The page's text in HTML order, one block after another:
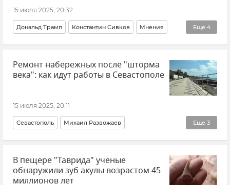
15 июля 2025, 20:32
Еще 4
Дональд Трамп Константин Сивков Мнения
Пошлина Политика Россия США
Ремонт набережных после "шторма
века": как идут работы в Севастополе
15 июля 2025, 20:11
Еще 3
Севастополь Михаил Развожаев
Новости Севастополя Благоустройство
Андреевка
В пещере "Таврида" ученые
обнаружили зуб акулы возрастом 45
миллионов лет